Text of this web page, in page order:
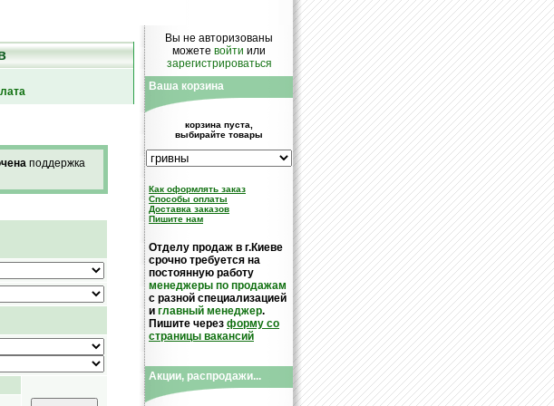
поддержка
Вы не авторизованы
можете войти или
зарегистрироваться
Ваша корзина
корзина пуста,
выбирайте товары
Как оформлять заказ
Cпособы оплаты
Доставка заказов
Пишите нам
Отделу продаж в г.Киеве
срочно требуется на
постоянную работу
менеджеры по продажам
с разной специализацией
и главный менеджер.
Пишите через форму со
страницы вакансий
Акции, распродажи...